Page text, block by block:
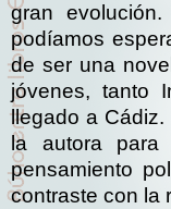
gran
podíamos
de ser una
jóvenes, tanto
llegado a
la autora para
pensamiento
contraste con la